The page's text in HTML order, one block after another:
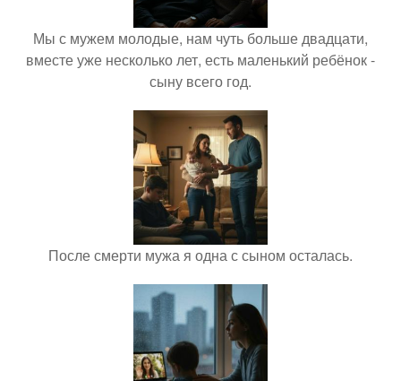
Мы с мужем молодые, нам чуть больше двадцати,
вместе уже несколько лет, есть маленький ребёнок -
сыну всего год.
После смерти мужа я одна с сыном осталась.